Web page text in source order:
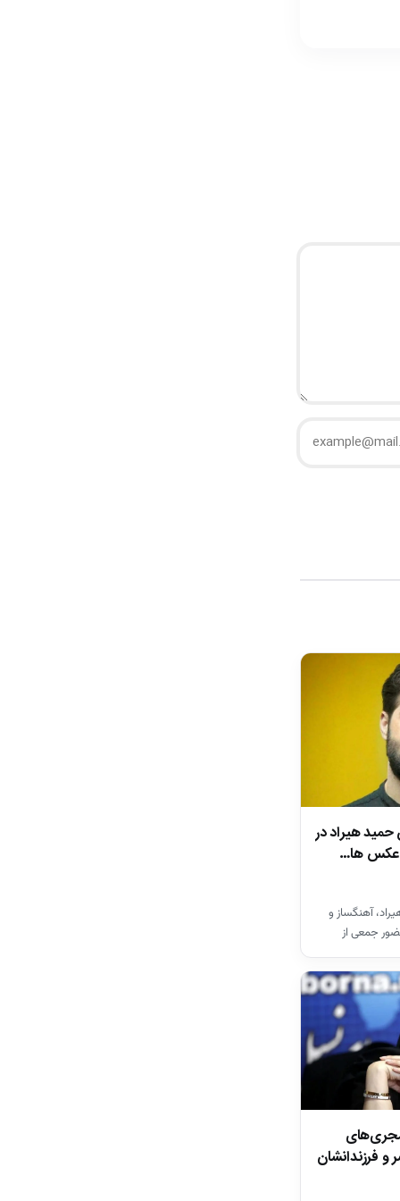
حمید هیراد در
عکس ها…
آهنگساز و
جمعی از
و فرزندانشان